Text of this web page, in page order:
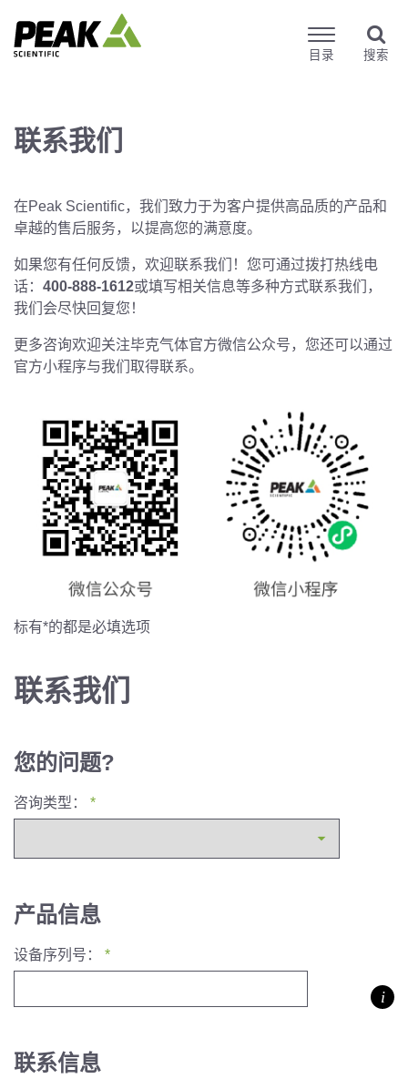
目录 搜索
联系我们
在Peak Scientific，我们致力于为客户提供高品质的产品和
卓越的售后服务，以提高您的满意度。
如果您有任何反馈，欢迎联系我们！您可通过拨打热线电
话： 400-888-1612或填写相关信息等多种方式联系我们，
我们会尽快回复您！
更多咨询欢迎关注毕克气体官方微信公众号，您还可以通过
官方小程序与我们取得联系。
标有*的都是必填选项
联系我们
您的问题?
咨询类型： *
产品信息
设备序列号： *
联系信息